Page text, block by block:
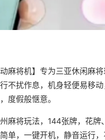
动麻将机】专为三亚休闲麻
不扰作息，机身轻便易移
度假般惬意。
麻将玩法，144张牌，花
单，一键开机，静音运行